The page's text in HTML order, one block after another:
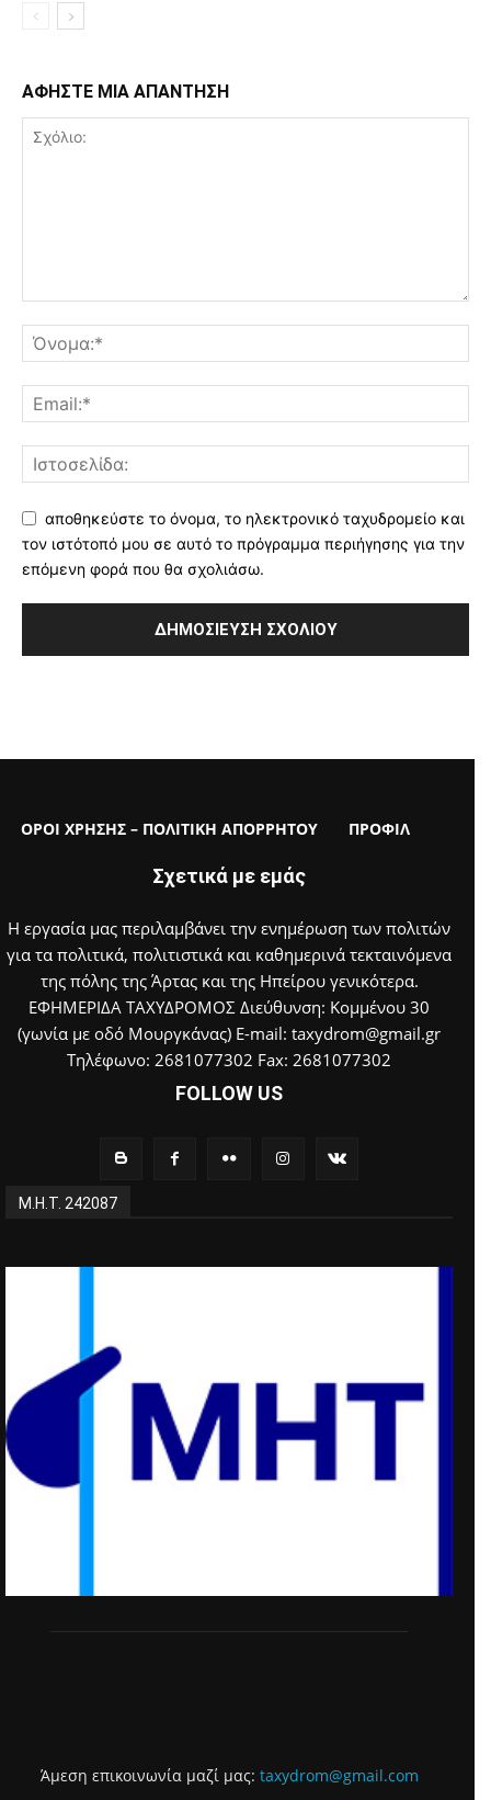
ΑΦΗΣΤΕ ΜΙΑ ΑΠΑΝΤΗΣΗ
αποθηκεύστε το όνομα, το ηλεκτρονικό ταχυδρομείο και
τον ιστότοπό μου σε αυτό το πρόγραμμα περιήγησης για την
επόμενη φορά που θα σχολιάσω.
ΟΡΟΙ ΧΡΗΣΗΣ – ΠΟΛΙΤΙΚΗ ΑΠΟΡΡΗΤΟΥ ΠΡΟΦΙΛ
Σχετικά με εμάς
Η εργασία μας περιλαμβάνει την ενημέρωση των πολιτών
για τα πολιτικά, πολιτιστικά και καθημερινά τεκταινόμενα
της πόλης της Άρτας και της Ηπείρου γενικότερα.
ΕΦΗΜΕΡΙΔΑ ΤΑΧΥΔΡΟΜΟΣ Διεύθυνση: Κομμένου 30
(γωνία με οδό Μουργκάνας) E-mail: taxydrom@gmail.gr
Τηλέφωνο: 2681077302 Fax: 2681077302
FOLLOW US
Μ.Η.Τ. 242087
Άμεση επικοινωνία μαζί μας: taxydrom@gmail.com